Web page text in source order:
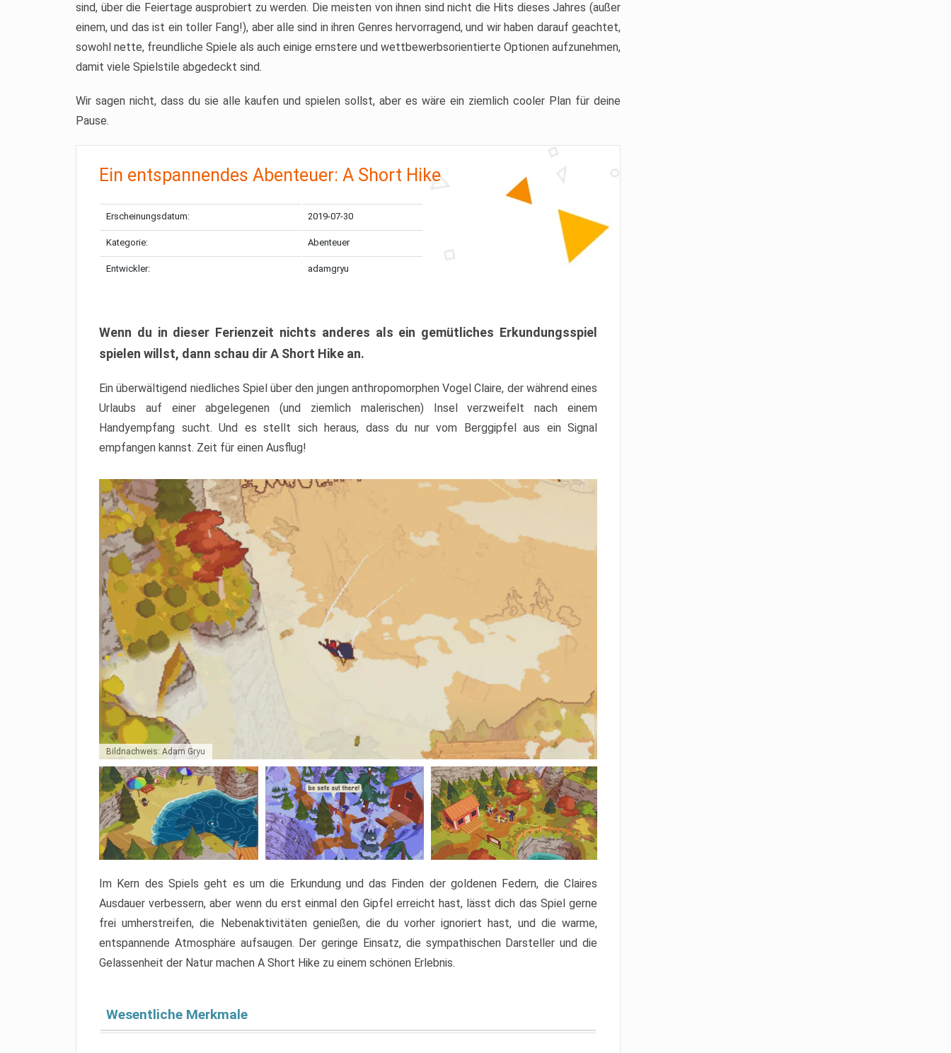
sind, über die Feiertage ausprobiert zu werden. Die meisten von ihnen sind nicht die Hits dieses Jahres (außer
einem, und das ist ein toller Fang!), aber alle sind in ihren Genres hervorragend, und wir haben darauf geachtet,
sowohl nette, freundliche Spiele als auch einige ernstere und wettbewerbsorientierte Optionen aufzunehmen,
damit viele Spielstile abgedeckt sind.
Wir sagen nicht, dass du sie alle kaufen und spielen sollst, aber es wäre ein ziemlich cooler Plan für deine
Pause.
Ein entspannendes Abenteuer: A Short Hike
Erscheinungsdatum: 2019-07-30
Kategorie: Abenteuer
Entwickler: adamgryu
Wenn du in dieser Ferienzeit nichts anderes als ein gemütliches Erkundungsspiel
spielen willst, dann schau dir A Short Hike an.
Ein überwältigend niedliches Spiel über den jungen anthropomorphen Vogel Claire, der während eines
Urlaubs auf einer abgelegenen (und ziemlich malerischen) Insel verzweifelt nach einem
Handyempfang sucht. Und es stellt sich heraus, dass du nur vom Berggipfel aus ein Signal
empfangen kannst. Zeit für einen Ausflug!
Bildnachweis: Adam Gryu
Im Kern des Spiels geht es um die Erkundung und das Finden der goldenen Federn, die Claires
Ausdauer verbessern, aber wenn du erst einmal den Gipfel erreicht hast, lässt dich das Spiel gerne
frei umherstreifen, die Nebenaktivitäten genießen, die du vorher ignoriert hast, und die warme,
entspannende Atmosphäre aufsaugen. Der geringe Einsatz, die sympathischen Darsteller und die
Gelassenheit der Natur machen A Short Hike zu einem schönen Erlebnis.
Wesentliche Merkmale